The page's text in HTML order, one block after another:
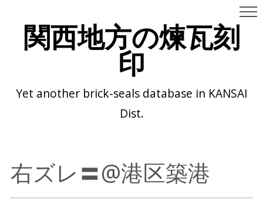
関西地方の煉瓦刻
印
Yet another brick-seals database in KANSAI
Dist.
右ズレ〓@港区築港